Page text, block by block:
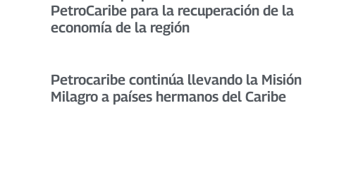
PetroCaribe para la recuperación de la
economía de la región
Petrocaribe continúa llevando la Misión
Milagro a países hermanos del Caribe